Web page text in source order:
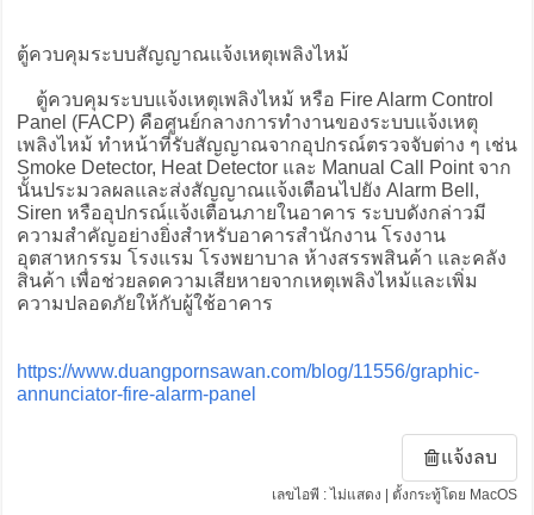
ตู้ควบคุมระบบสัญญาณแจ้งเหตุเพลิงไหม้
ตู้ควบคุมระบบแจ้งเหตุเพลิงไหม้ หรือ Fire Alarm Control
Panel (FACP) คือศูนย์กลางการทำงานของระบบแจ้งเหตุ
เพลิงไหม้ ทำหน้าที่รับสัญญาณจากอุปกรณ์ตรวจจับต่าง ๆ เช่น
Smoke Detector, Heat Detector และ Manual Call Point จาก
นั้นประมวลผลและส่งสัญญาณแจ้งเตือนไปยัง Alarm Bell,
Siren หรืออุปกรณ์แจ้งเตือนภายในอาคาร ระบบดังกล่าวมี
ความสำคัญอย่างยิ่งสำหรับอาคารสำนักงาน โรงงาน
อุตสาหกรรม โรงแรม โรงพยาบาล ห้างสรรพสินค้า และคลัง
สินค้า เพื่อช่วยลดความเสียหายจากเหตุเพลิงไหม้และเพิ่ม
ความปลอดภัยให้กับผู้ใช้อาคาร
https://www.duangpornsawan.com/blog/11556/graphic-
annunciator-fire-alarm-panel
แจ้งลบ
เลขไอพี : ไม่แสดง | ตั้งกระทู้โดย MacOS